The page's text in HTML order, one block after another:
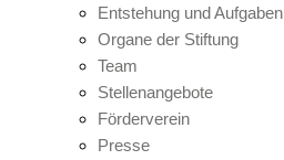
Entstehung und Aufgaben
Organe der Stiftung
Team
Stellenangebote
Förderverein
Presse